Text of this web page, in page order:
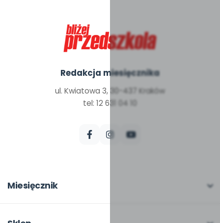
Redakcja miesięcznika
ul. Kwiatowa 3, 30-437 Kraków
tel: 12 631 04 10
Miesięcznik